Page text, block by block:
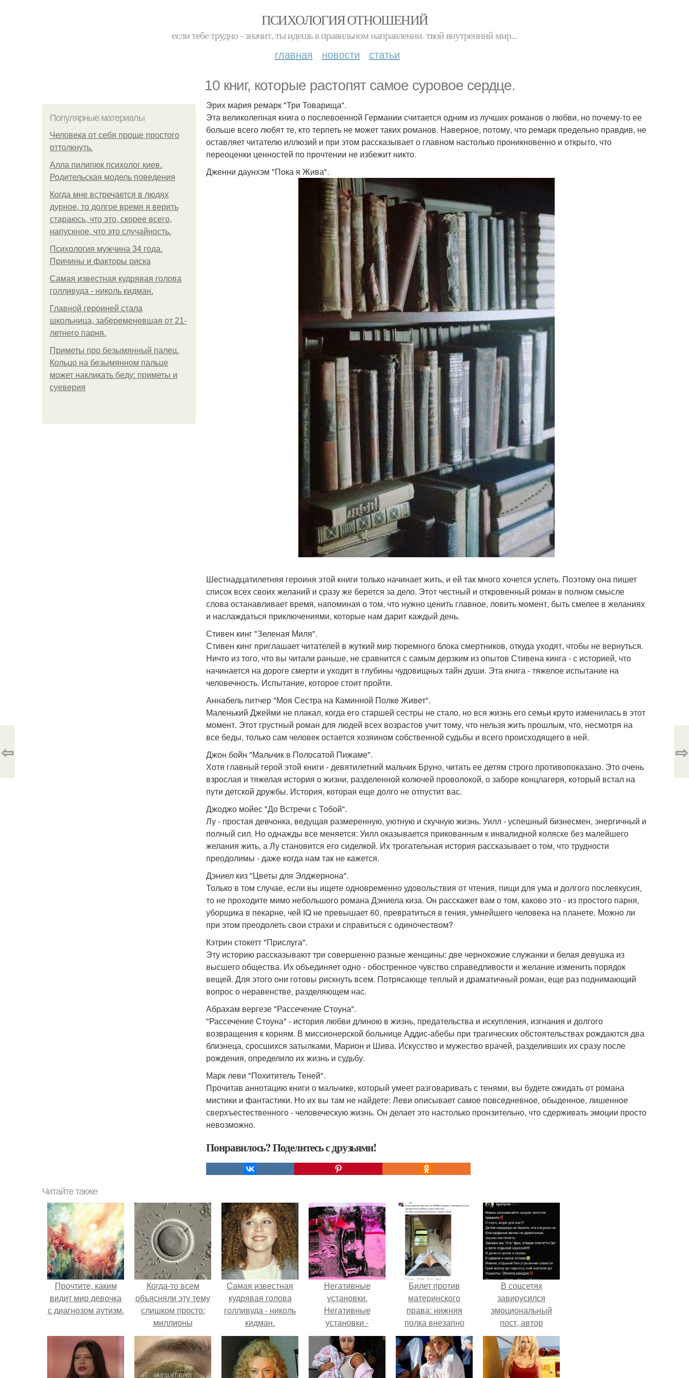
ПСИХОЛОГИЯ ОТНОШЕНИЙ
если тебе трудно - значит, ты идешь в правильном направлении. твой внутренний мир...
главная новости статьи
10 книг, которые растопят самое суровое сердце.
Популярные материалы
Человека от себя проще простого
оттолкнуть.
Алла пилипюк психолог киев.
Родительская модель поведения
Когда мне встречается в людях
дурное, то долгое время я верить
стараюсь, что это, скорее всего,
напускное, что это случайность.
Психология мужчина 34 года.
Причины и факторы риска
Самая известная кудрявая голова
голливуда - николь кидман.
Главной героиней стала
школьница, забеременевшая от 21-
летнего парня.
Приметы про безымянный палец.
Кольцо на безымянном пальце
может накликать беду: приметы и
суеверия
Эрих мария ремарк "Три Товарища".
Эта великолепная книга о послевоенной Германии считается одним из лучших романов о любви, но почему-то ее
больше всего любят те, кто терпеть не может таких романов. Наверное, потому, что ремарк предельно правдив, не
оставляет читателю иллюзий и при этом рассказывает о главном настолько проникновенно и открыто, что
переоценки ценностей по прочтении не избежит никто.
Дженни даунхэм "Пока я Жива".
Шестнадцатилетняя героиня этой книги только начинает жить, и ей так много хочется успеть. Поэтому она пишет
список всех своих желаний и сразу же берется за дело. Этот честный и откровенный роман в полном смысле
слова останавливает время, напоминая о том, что нужно ценить главное, ловить момент, быть смелее в желаниях
и наслаждаться приключениями, которые нам дарит каждый день.
Стивен кинг "Зеленая Миля".
Стивен кинг приглашает читателей в жуткий мир тюремного блока смертников, откуда уходят, чтобы не вернуться.
Ничто из того, что вы читали раньше, не сравнится с самым дерзким из опытов Стивена кинга - с историей, что
начинается на дороге смерти и уходит в глубины чудовищных тайн души. Эта книга - тяжелое испытание на
человечность. Испытание, которое стоит пройти.
Аннабель питчер "Моя Сестра на Каминной Полке Живет".
Маленький Джейми не плакал, когда его старшей сестры не стало, но вся жизнь его семьи круто изменилась в этот
момент. Этот грустный роман для людей всех возрастов учит тому, что нельзя жить прошлым, что, несмотря на
все беды, только сам человек остается хозяином собственной судьбы и всего происходящего в ней.
Джон бойн "Мальчик в Полосатой Пижаме".
Хотя главный герой этой книги - девятилетний мальчик Бруно, читать ее детям строго противопоказано. Это очень
взрослая и тяжелая история о жизни, разделенной колючей проволокой, о заборе концлагеря, который встал на
пути детской дружбы. История, которая еще долго не отпустит вас.
Джоджо мойес "До Встречи с Тобой".
Лу - простая девчонка, ведущая размеренную, уютную и скучную жизнь. Уилл - успешный бизнесмен, энергичный и
полный сил. Но однажды все меняется: Уилл оказывается прикованным к инвалидной коляске без малейшего
желания жить, а Лу становится его сиделкой. Их трогательная история рассказывает о том, что трудности
преодолимы - даже когда нам так не кажется.
Дэниел киз "Цветы для Элджернона".
Только в том случае, если вы ищете одновременно удовольствия от чтения, пищи для ума и долгого послевкусия,
то не проходите мимо небольшого романа Дэниела киза. Он расскажет вам о том, каково это - из простого парня,
уборщика в пекарне, чей IQ не превышает 60, превратиться в гения, умнейшего человека на планете. Можно ли
при этом преодолеть свои страхи и справиться с одиночеством?
Кэтрин стокетт "Прислуга".
Эту историю рассказывают три совершенно разные женщины: две чернокожие служанки и белая девушка из
высшего общества. Их объединяет одно - обостренное чувство справедливости и желание изменить порядок
вещей. Для этого они готовы рискнуть всем. Потрясающе теплый и драматичный роман, еще раз поднимающий
вопрос о неравенстве, разделяющем нас.
Абрахам вергезе "Рассечение Стоуна".
"Рассечение Стоуна" - история любви длиною в жизнь, предательства и искупления, изгнания и долгого
возвращения к корням. В миссионерской больнице Аддис-абебы при трагических обстоятельствах рождаются два
близнеца, сросшихся затылками, Марион и Шива. Искусство и мужество врачей, разделивших их сразу после
рождения, определило их жизнь и судьбу.
Марк леви "Похититель Теней".
Прочитав аннотацию книги о мальчике, который умеет разговаривать с тенями, вы будете ожидать от романа
мистики и фантастики. Но их вы там не найдете: Леви описывает самое повседневное, обыденное, лишенное
сверхъестественного - человеческую жизнь. Он делает это настолько пронзительно, что сдерживать эмоции просто
невозможно.
Понравилось? Поделитесь с друзьями!
⇦ ⇨
Читайте также
Прочтите, каким
видит мир девочка
с диагнозом аутизм.
Когда-то всем
объясняли эту тему
слишком просто:
миллионы
сперматозоидов
бегут к цели, а
побеждает самый
быстрый.
Самая известная
кудрявая голова
голливуда - николь
кидман.
Негативные
установки.
Негативные
установки -
привычки ума.
Билет против
материнского
права: нижняя
полка внезапно
нашла законного
владельца.
В соцсетях
завирусился
эмоциональный
пост, автор
которого призвала
матерей отдыхать
без детей и не
испытывать